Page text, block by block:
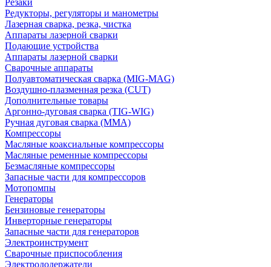
Резаки
Редукторы, регуляторы и манометры
Лазерная сварка, резка, чистка
Аппараты лазерной сварки
Подающие устройства
Аппараты лазерной сварки
Сварочные аппараты
Полуавтоматическая сварка (MIG-MAG)
Воздушно-плазменная резка (CUT)
Дополнительные товары
Аргонно-дуговая сварка (TIG-WIG)
Ручная дуговая сварка (MMA)
Компрессоры
Масляные коаксиальные компрессоры
Масляные ременные компрессоры
Безмасляные компрессоры
Запасные части для компрессоров
Мотопомпы
Генераторы
Бензиновые генераторы
Инверторные генераторы
Запасные части для генераторов
Электроинструмент
Сварочные приспособления
Электрододержатели